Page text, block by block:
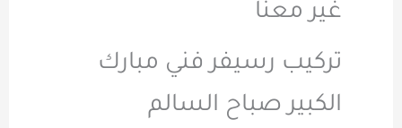
غير معنا
تركيب رسيفر فني مبارك
الكبير صباح السالم